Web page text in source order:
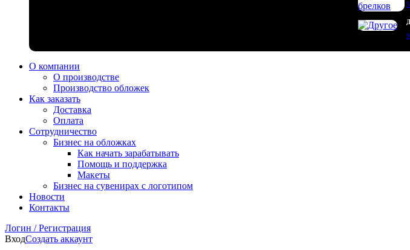
О компании
О производстве
Производство обложек
Как заказать
Доставка
Оплата
Сотрудничество
Бизнес на обложках
Как начать зарабатывать
Помощь и поддержка
Макеты
Бизнес на сувенирах с логотипом
Новости
Контакты
Логин / Регистрация
ВходСоздать аккаунт